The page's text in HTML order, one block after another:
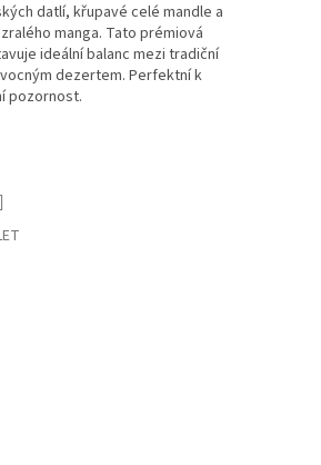
datlí, křupavé celé mandle a
manga. Tato prémiová
ideální balanc mezi tradiční
dezertem. Perfektní k
pozornost.